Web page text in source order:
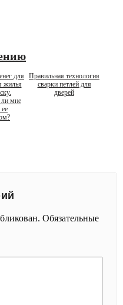
для
жилья
ли мне
ее
Правильная технология
сварки петлей для
дверей
Обязательные